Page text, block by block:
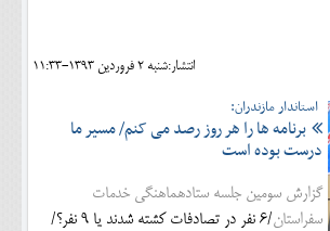
انتشار:شنبه 2 فروردين 1393-11:33
استاندار مازندران:
برنامه ها را هر روز رصد می کنم/ مسیر ما
درست بوده است
گزارش سومین جلسه ستادهماهنگی خدمات
سفراستان
/6 نفر در تصادفات کشته شدند یا 9 نفر؟/